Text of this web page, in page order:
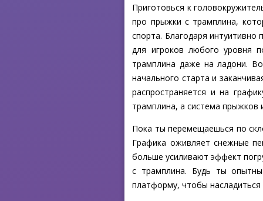
Приготовься к
про прыжки с трамплина,
спорта. Благодаря интуитивно
для игроков любого уровня
трамплина даже на ладони.
начального старта и
распространяется и на
трамплина, а система
Пока ты перемещаешься по
Графика оживляет снежные
больше усиливают эффект
с трамплина. Будь ты
платформу, чтобы